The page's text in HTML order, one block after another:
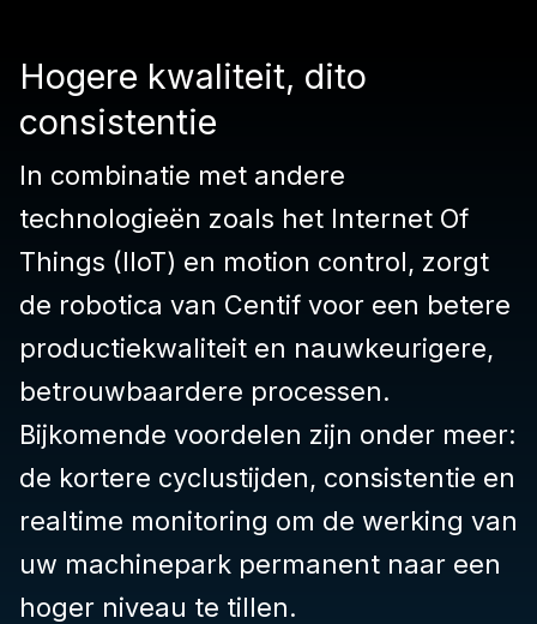
Hogere kwaliteit, dito
consistentie
In combinatie met andere
technologieën zoals het Internet Of
Things (IIoT) en motion control, zorgt
de robotica van Centif voor een betere
productiekwaliteit en nauwkeurigere,
betrouwbaardere processen.
Bijkomende voordelen zijn onder meer:
de kortere cyclustijden, consistentie en
realtime monitoring om de werking van
uw machinepark permanent naar een
hoger niveau te tillen.